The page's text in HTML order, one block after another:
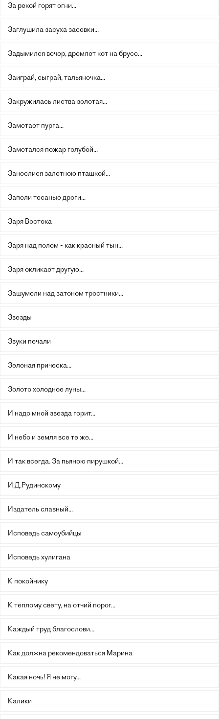
За рекой горят огни...
Заглушила засуха засевки...
Задымился вечер, дремлет кот на брусе...
Заиграй, сыграй, тальяночка...
Закружилась листва золотая...
Заметает пурга...
Заметался пожар голубой...
Занеслися залетною пташкой...
Запели тесаные дроги...
Заря Востока
Заря над полем - как красный тын...
Заря окликает другую...
Зашумели над затоном тростники...
Звезды
Звуки печали
Зеленая прическа...
Золото холодное луны...
И надо мной звезда горит...
И небо и земля все те же...
И так всегда. За пьяною пирушкой...
И.Д.Рудинскому
Издатель славный...
Исповедь самоубийцы
Исповедь хулигана
К покойнику
К теплому свету, на отчий порог...
Каждый труд благослови...
Как должна рекомендоваться Марина
Какая ночь! Я не могу...
Калики